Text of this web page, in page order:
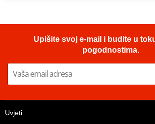
Upišite svoj e-mail i budite u
pogodnostima.
Uvjeti